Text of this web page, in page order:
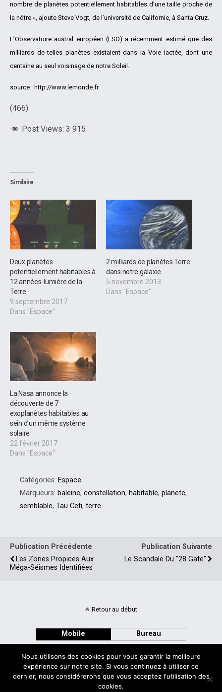
nombre de planètes potentiellement habitables d’une taille proche de
la nôtre », ajoute Steve Vogt, de l’université de Californie, à Santa Cruz.
L’Observatoire austral européen (ESO) a récemment estimé que des
milliards de telles planètes existaient dans la Voie lactée, dont une
centaine au seul voisinage de notre Soleil.
source : http://www.lemonde.fr
(466)
Post Views: 3 915
Similaire
Deux planètes
potentiellement habitables à
12 années-lumière de la
Terre
9 septembre 2017
Dans "Espace"
2 milliards de planètes Terre
dans notre galaxie
5 novembre 2013
Dans "Espace"
La Nasa annonce la
découverte de 7
exoplanètes habitables au
sein d’un même système
solaire
22 février 2017
Dans "Espace"
Catégories: Espace
Marqueurs: baleine, constellation, habitable, planete,
semblable, Tau Ceti, terre
Publication Précédente
Les Zones Propices Aux
Méga-Séismes Identifiées
Publication Suivante
Le Scandale Du "28 Gate"
Retour au début
Mobile Bureau
Avec
Nous utilisons des cookies pour vous garantir la meilleure
expérience sur notre site. Si vous continuez à utiliser ce
dernier, nous considérerons que vous acceptez l'utilisation des
cookies.